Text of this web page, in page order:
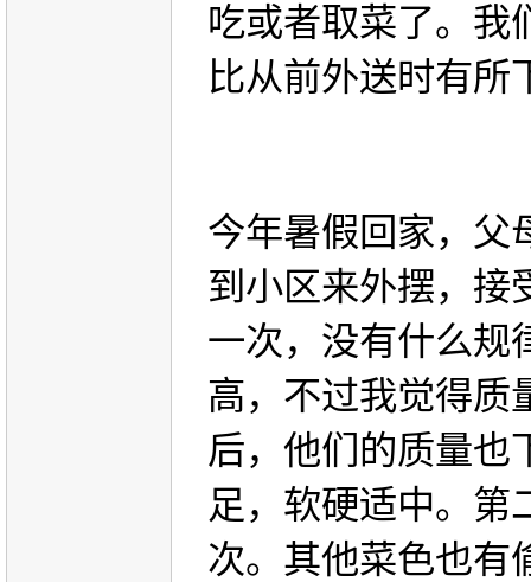
吃或者取菜了。我
比从前外送时有所
今年暑假回家，父
到小区来外摆，接
一次，没有什么规
高，不过我觉得质
后，他们的质量也
足，软硬适中。第
次。其他菜色也有